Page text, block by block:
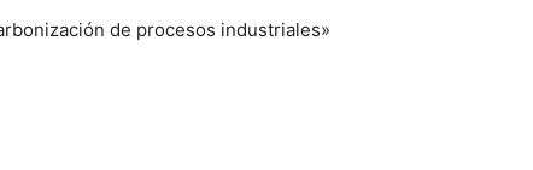
de procesos industriales»